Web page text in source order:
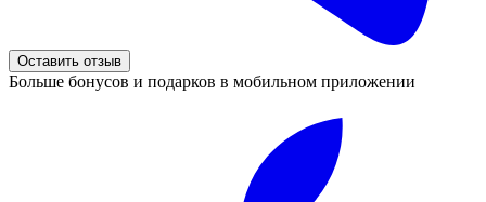
Оставить отзыв
Больше бонусов и подарков в мобильном приложении